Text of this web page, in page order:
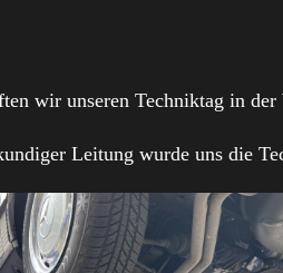
wir unseren Techniktag in
Leitung wurde uns die